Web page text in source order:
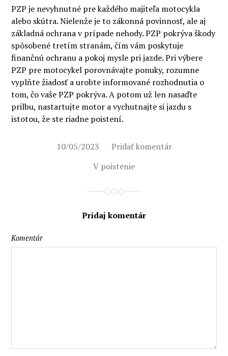
PZP je nevyhnutné pre každého majiteľa motocykla
alebo skútra. Nielenže je to zákonná povinnosť, ale aj
základná ochrana v prípade nehody. PZP pokrýva škody
spôsobené tretím stranám, čím vám poskytuje
finančnú ochranu a pokoj mysle pri jazde. Pri výbere
PZP pre motocykel porovnávajte ponuky, rozumne
vyplňte žiadosť a urobte informované rozhodnutia o
tom, čo vaše PZP pokrýva. A potom už len nasaďte
prilbu, nastartujte motor a vychutnajte si jazdu s
istotou, že ste riadne poistení.
10/05/2023
Pridať komentár
V poistenie
Pridaj komentár
Komentár